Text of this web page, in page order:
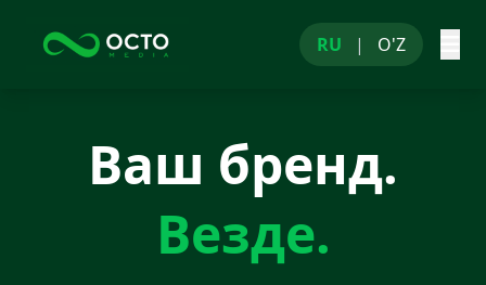
RU | O'Z
Ваш бренд.
Везде.